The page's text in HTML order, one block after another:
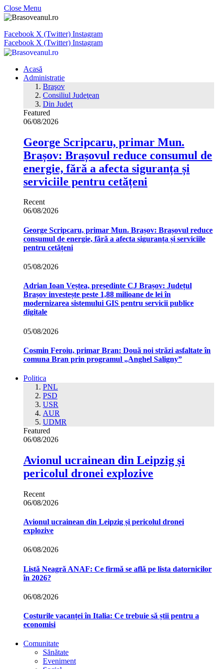
Close Menu
Facebook X (Twitter) Instagram
Facebook X (Twitter) Instagram
Acasă
Administratie
Braşov
Consiliul Judeţean
Din Judeţ
Featured
06/08/2026
George Scripcaru, primar Mun.
Brașov: Brașovul reduce consumul de
energie, fără a afecta siguranța și
serviciile pentru cetățeni
Recent
06/08/2026
George Scripcaru, primar Mun. Brașov: Brașovul reduce
consumul de energie, fără a afecta siguranța și serviciile
pentru cetățeni
05/08/2026
Adrian Ioan Veștea, președinte CJ Brașov: Județul
Brașov investește peste 1,88 milioane de lei în
modernizarea sistemului GIS pentru servicii publice
digitale
05/08/2026
Cosmin Feroiu, primar Bran: Două noi străzi asfaltate în
comuna Bran prin programul „Anghel Saligny”
Politica
PNL
PSD
USR
AUR
UDMR
Featured
06/08/2026
Avionul ucrainean din Leipzig și
pericolul dronei explozive
Recent
06/08/2026
Avionul ucrainean din Leipzig și pericolul dronei
explozive
06/08/2026
Listă Neagră ANAF: Ce firmă se află pe lista datornicilor
în 2026?
06/08/2026
Costurile vacanței în Italia: Ce trebuie să știi pentru a
economisi
Comunitate
Sănătate
Eveniment